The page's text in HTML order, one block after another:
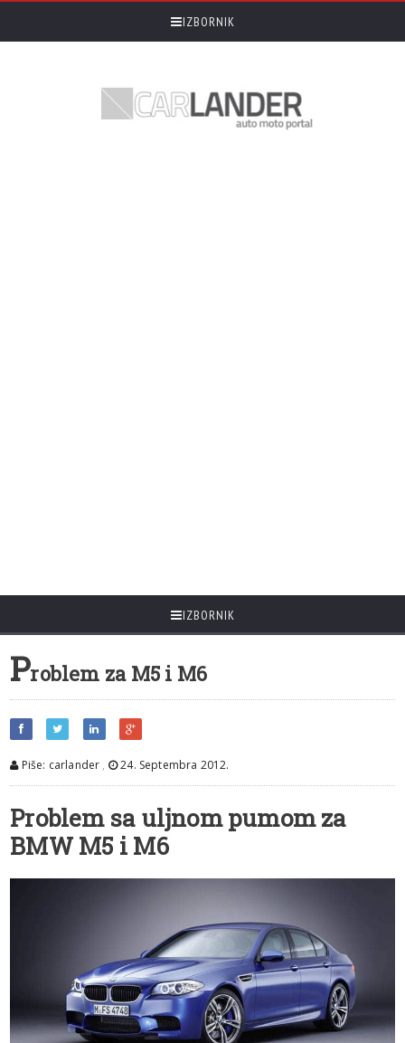
IZBORNIK
IZBORNIK
Problem za M5 i M6
Piše: carlander , 24. Septembra 2012.
Problem sa uljnom pumom za
BMW M5 i M6